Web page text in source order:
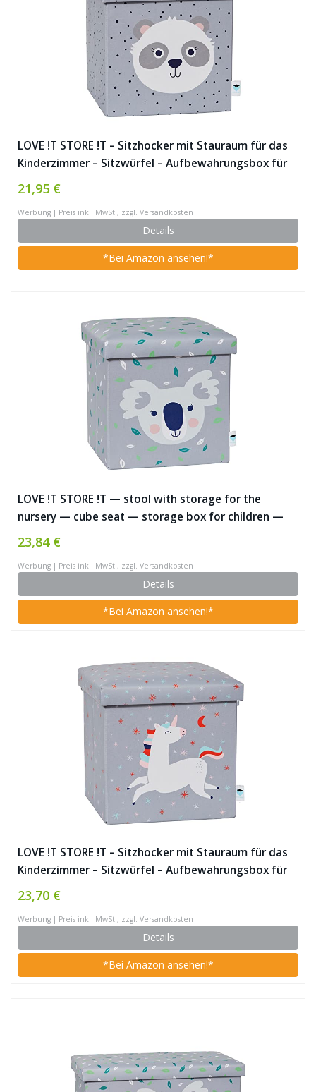
LOVE !T STORE !T – Sitzhocker mit Stauraum für das
Kinderzimmer – Sitzwürfel – Aufbewahrungsbox für
Kinder – 35x35x35cm – PANDA – hellgrau / blau
21,95 €
Werbung | Preis inkl. MwSt., zzgl. Versandkosten
Details
*Bei Amazon ansehen!*
LOVE !T STORE !T — stool with storage for the
nursery — cube seat — storage box for children —
35x35x35cm — KOALA — light grey/green
23,84 €
Werbung | Preis inkl. MwSt., zzgl. Versandkosten
Details
*Bei Amazon ansehen!*
LOVE !T STORE !T – Sitzhocker mit Stauraum für das
Kinderzimmer – Sitzwürfel – Aufbewahrungsbox für
Kinder – 35x35x35cm – PANDA – hellgrau / blau
23,70 €
Werbung | Preis inkl. MwSt., zzgl. Versandkosten
Details
*Bei Amazon ansehen!*